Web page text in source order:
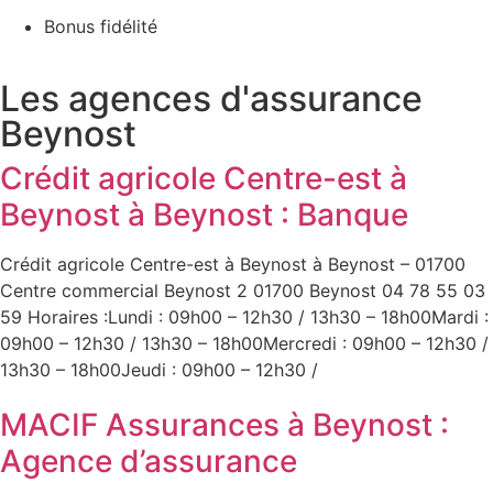
Bonus fidélité
Les agences d'assurance
Beynost
Crédit agricole Centre-est à
Beynost à Beynost : Banque
Crédit agricole Centre-est à Beynost à Beynost – 01700
Centre commercial Beynost 2 01700 Beynost 04 78 55 03
59 Horaires :Lundi : 09h00 – 12h30 / 13h30 – 18h00Mardi :
09h00 – 12h30 / 13h30 – 18h00Mercredi : 09h00 – 12h30 /
13h30 – 18h00Jeudi : 09h00 – 12h30 /
MACIF Assurances à Beynost :
Agence d’assurance